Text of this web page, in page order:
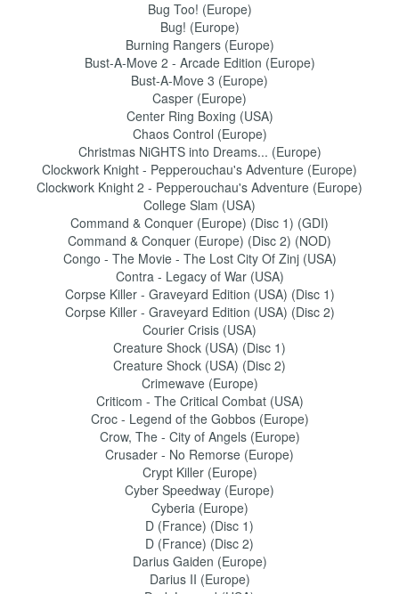
Bug Too! (Europe)
Bug! (Europe)
Burning Rangers (Europe)
Bust-A-Move 2 - Arcade Edition (Europe)
Bust-A-Move 3 (Europe)
Casper (Europe)
Center Ring Boxing (USA)
Chaos Control (Europe)
Christmas NiGHTS into Dreams... (Europe)
Clockwork Knight - Pepperouchau's Adventure (Europe)
Clockwork Knight 2 - Pepperouchau's Adventure (Europe)
College Slam (USA)
Command & Conquer (Europe) (Disc 1) (GDI)
Command & Conquer (Europe) (Disc 2) (NOD)
Congo - The Movie - The Lost City Of Zinj (USA)
Contra - Legacy of War (USA)
Corpse Killer - Graveyard Edition (USA) (Disc 1)
Corpse Killer - Graveyard Edition (USA) (Disc 2)
Courier Crisis (USA)
Creature Shock (USA) (Disc 1)
Creature Shock (USA) (Disc 2)
Crimewave (Europe)
Criticom - The Critical Combat (USA)
Croc - Legend of the Gobbos (Europe)
Crow, The - City of Angels (Europe)
Crusader - No Remorse (Europe)
Crypt Killer (Europe)
Cyber Speedway (Europe)
Cyberia (Europe)
D (France) (Disc 1)
D (France) (Disc 2)
Darius Gaiden (Europe)
Darius II (Europe)